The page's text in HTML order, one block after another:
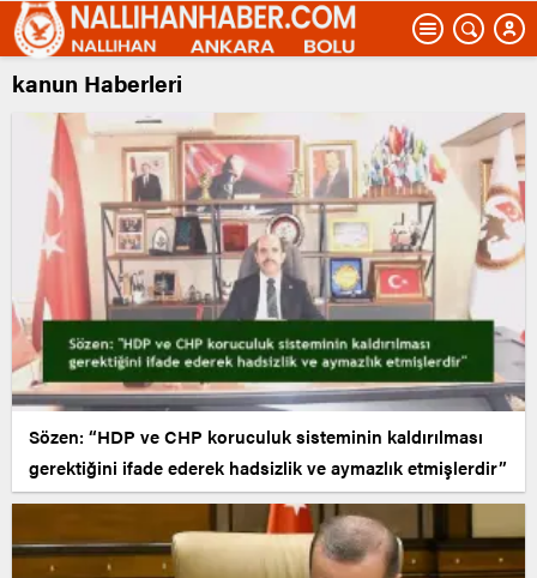
kanun Haberleri
Sözen: “HDP ve CHP koruculuk sisteminin kaldırılması
gerektiğini ifade ederek hadsizlik ve aymazlık etmişlerdir”